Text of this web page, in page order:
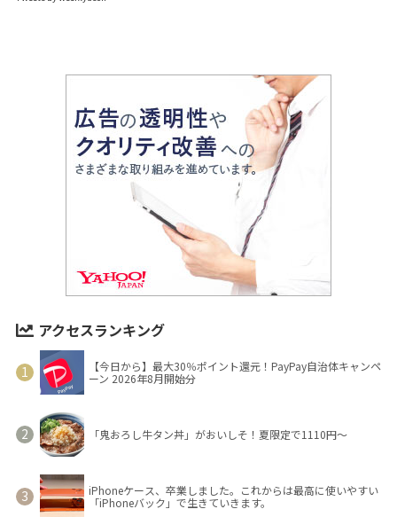
アクセスランキング
【今日から】最大30％ポイント還元！PayPay自治体キャンペ
ーン 2026年8月開始分
「鬼おろし牛タン丼」がおいしそ！夏限定で1110円～
iPhoneケース、卒業しました。これからは最高に使いやすい
「iPhoneバック」で生きていきます。